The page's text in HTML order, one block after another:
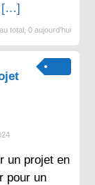
[…]
total, 0 aujourd'hui
un projet en
pour un